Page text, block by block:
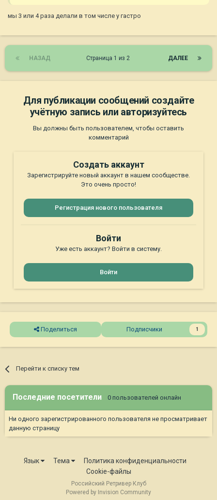
если будут показания.
Ну так сами сдайте мочу или придите к врачу на цистоцентез.
мы 3 или 4 раза делали в том числе у гастро
НАЗАД ДАЛЕЕ
Страница 1 из 2
Для публикации сообщений создайте
учётную запись или авторизуйтесь
Вы должны быть пользователем, чтобы оставить
комментарий
Создать аккаунт
Зарегистрируйте новый аккаунт в нашем сообществе.
Это очень просто!
Регистрация нового пользователя
Войти
Уже есть аккаунт? Войти в систему.
Войти
Поделиться Подписчики 1
Перейти к списку тем
Последние посетители 0 пользователей онлайн
Ни одного зарегистрированного пользователя не просматривает
данную страницу
Язык Тема
Политика конфиденциальности
Cookie-файлы
Российский Ретривер Клуб
Powered by Invision Community